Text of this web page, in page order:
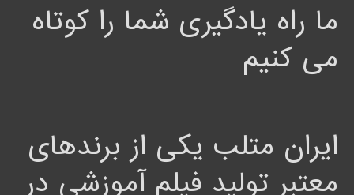
ما راه یادگیری شما را کوتاه
می کنیم
ایران متلب یکی از برندهای
معتبر تولید فیلم آموزشی در